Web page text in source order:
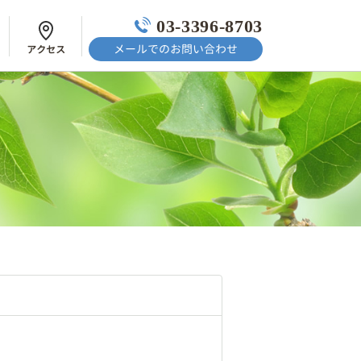
アクセス
03-3396-8703
メールでのお問い合わせ